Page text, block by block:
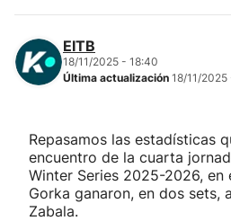
"Helmuga"
EITB
18/11/2025 - 18:40
Última actualización 18/11/2025
Repasamos las estadísticas
encuentro de la cuarta
Winter Series 2025-2026, en
Gorka ganaron, en dos sets,
Zabala.